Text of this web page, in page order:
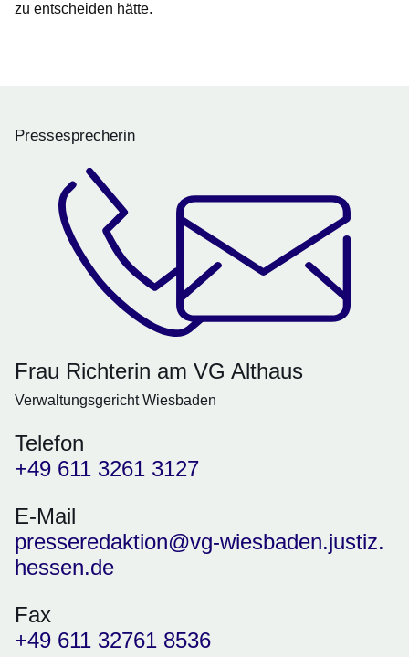
zu entscheiden hätte.
Pressesprecherin
Frau Richterin am VG Althaus
Verwaltungsgericht Wiesbaden
Telefon
+49 611 3261 3127
E-Mail
presseredaktion@vg-wiesbaden.justiz.
hessen.de
Fax
+49 611 32761 8536